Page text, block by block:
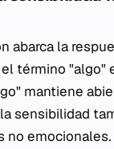
abarca la
término "algo"
mantiene
sensibilidad
emocionales.